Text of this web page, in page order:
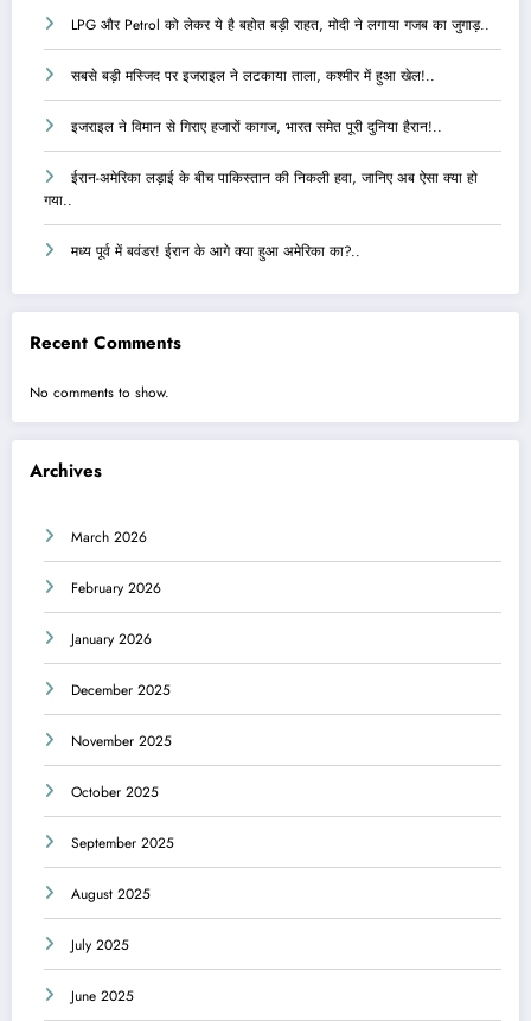
LPG और Petrol को लेकर ये है बहोत बड़ी राहत, मोदी ने लगाया गजब का जुगाड़..
सबसे बड़ी मस्जिद पर इजराइल ने लटकाया ताला, कश्मीर में हुआ खेल!..
इजराइल ने विमान से गिराए हजारों कागज, भारत समेत पूरी दुनिया हैरान!..
ईरान-अमेरिका लड़ाई के बीच पाकिस्तान की निकली हवा, जानिए अब ऐसा क्या हो
गया..
मध्य पूर्व में बवंडर! ईरान के आगे क्या हुआ अमेरिका का?..
Recent Comments
No comments to show.
Archives
March 2026
February 2026
January 2026
December 2025
November 2025
October 2025
September 2025
August 2025
July 2025
June 2025